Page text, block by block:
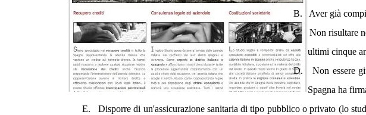
B.
Aver già
C.
Non risultare
ultimi cinque
D.
Non essere
Spagna ha
E.
Disporre di un'assicurazione sanitaria di tipo pubblico o privato (lo